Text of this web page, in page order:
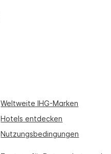
Weltweite IHG-Marken
Hotels entdecken
Nutzungsbedingungen